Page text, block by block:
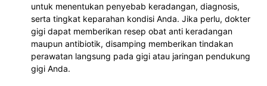
untuk menentukan penyebab keradangan, diagnosis,
serta tingkat keparahan kondisi Anda. Jika perlu, dokter
gigi dapat memberikan resep obat anti keradangan
maupun antibiotik, disamping memberikan tindakan
perawatan langsung pada gigi atau jaringan pendukung
gigi Anda.